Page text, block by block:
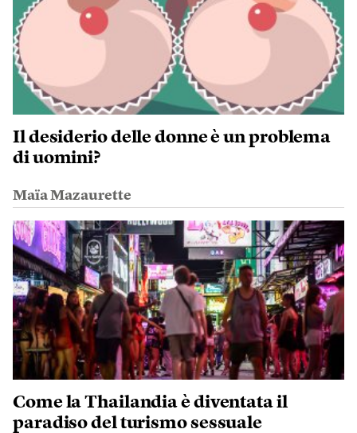
Il desiderio delle donne è un problema
di uomini?
Maïa Mazaurette
Come la Thailandia è diventata il
paradiso del turismo sessuale